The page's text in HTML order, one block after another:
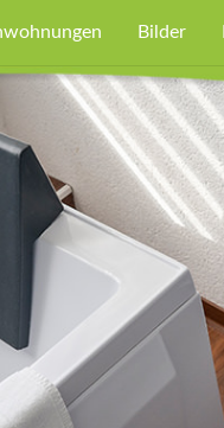
Bilder